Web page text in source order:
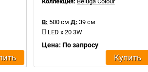
В: 500 см Д: 39 см
LED x 20 3W
Цена: По запросу
Купить